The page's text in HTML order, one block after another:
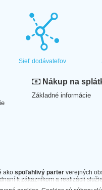
Sieť dodávateľov
Nákup na
Základné informácie
ako spoľahlivý parter verejných
k zákazníkom a realizácii